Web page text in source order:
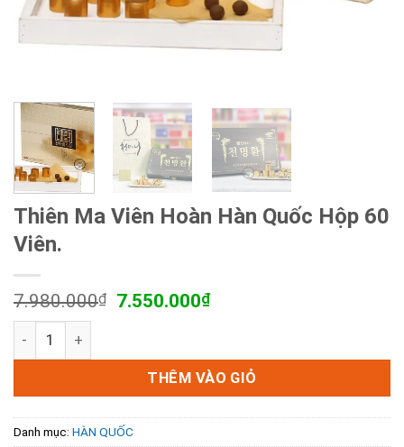
Thiên Ma Viên Hoàn Hàn Quốc Hộp 60
Viên.
7.980.000₫
Giá
7.980.000₫.
7.550.000₫Giá
là:
7.550.000₫.
Thiên Ma Viên Hoàn Hàn Quốc Hộp 60 Viên. số lượng
THÊM VÀO GIỎ
Danh mục: HÀN QUỐC